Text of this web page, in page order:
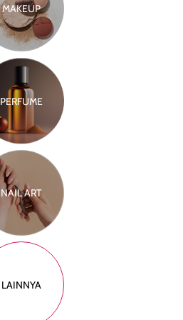
MAKEUP
PERFUME
NAIL ART
LAINNYA